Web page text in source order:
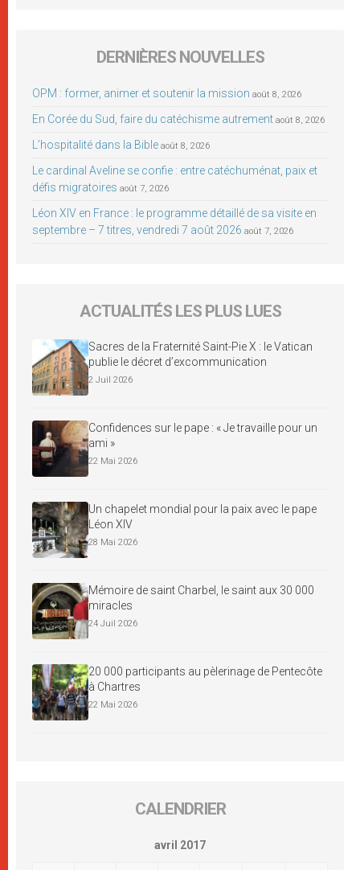
DERNIÈRES NOUVELLES
OPM : former, animer et soutenir la mission août 8, 2026
En Corée du Sud, faire du catéchisme autrement août 8, 2026
L’hospitalité dans la Bible août 8, 2026
Le cardinal Aveline se confie : entre catéchuménat, paix et
défis migratoires août 7, 2026
Léon XIV en France : le programme détaillé de sa visite en
septembre – 7 titres, vendredi 7 août 2026 août 7, 2026
ACTUALITÉS LES PLUS LUES
Sacres de la Fraternité Saint-Pie X : le Vatican
publie le décret d’excommunication
2 Juil 2026
Confidences sur le pape : « Je travaille pour un
ami »
22 Mai 2026
Un chapelet mondial pour la paix avec le pape
Léon XIV
28 Mai 2026
Mémoire de saint Charbel, le saint aux 30 000
miracles
24 Juil 2026
20 000 participants au pèlerinage de Pentecôte
à Chartres
22 Mai 2026
CALENDRIER
avril 2017